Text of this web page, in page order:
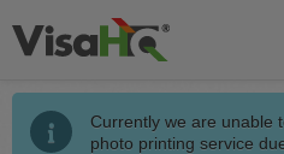
Currently we are unable
photo printing service